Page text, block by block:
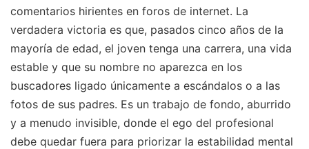
comentarios hirientes en foros de internet. La
verdadera victoria es que, pasados cinco años de la
mayoría de edad, el joven tenga una carrera, una vida
estable y que su nombre no aparezca en los
buscadores ligado únicamente a escándalos o a las
fotos de sus padres. Es un trabajo de fondo, aburrido
y a menudo invisible, donde el ego del profesional
debe quedar fuera para priorizar la estabilidad mental